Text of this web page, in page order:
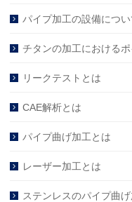
パイプ加工の設備につい
チタンの加工におけるポ
リークテストとは
CAE解析とは
パイプ曲げ加工とは
レーザー加工とは
ステンレスのパイプ曲